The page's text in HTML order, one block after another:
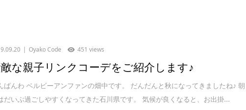
Oyako Code 451 views
な親子リンクコーデをご紹介します♪
ばんわ ベルビーアンファンの畑中です。 だんだんと秋になってきましたね♪ 朝
だいぶ過ごしやすくなってきた石川県です。 気候が良くなると、お出掛...